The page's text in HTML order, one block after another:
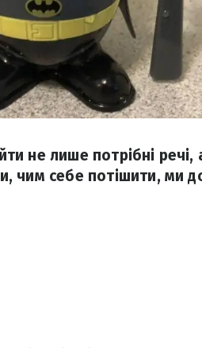
не лише потрібні
чим себе потішити, ми